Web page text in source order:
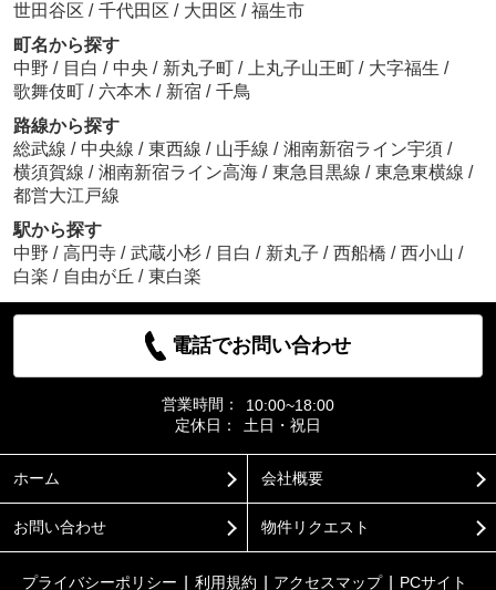
世田谷区 / 千代田区 / 大田区 / 福生市
町名から探す
中野 / 目白 / 中央 / 新丸子町 / 上丸子山王町 / 大字福生 /
歌舞伎町 / 六本木 / 新宿 / 千鳥
路線から探す
総武線 / 中央線 / 東西線 / 山手線 / 湘南新宿ライン宇須 /
横須賀線 / 湘南新宿ライン高海 / 東急目黒線 / 東急東横線 /
都営大江戸線
駅から探す
中野 / 高円寺 / 武蔵小杉 / 目白 / 新丸子 / 西船橋 / 西小山 /
白楽 / 自由が丘 / 東白楽
電話でお問い合わせ
営業時間：
10:00~18:00
定休日：
土日・祝日
ホーム 会社概要
お問い合わせ 物件リクエスト
プライバシーポリシー 利用規約 アクセスマップ PCサイト